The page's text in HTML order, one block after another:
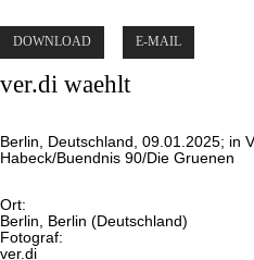
DOWNLOAD E-MAIL
ver.di waehlt
Berlin, Deutschland, 09.01.2025; in
Habeck/Buendnis 90/Die Gruenen
Ort:
Berlin, Berlin (Deutschland)
Fotograf:
ver.di